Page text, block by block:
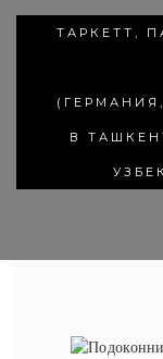
ТАРКЕТТ,
В